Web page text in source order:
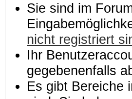
Sie sind im
nicht registriert
Ihr
gegebenenfalls
Es gibt Bereiche